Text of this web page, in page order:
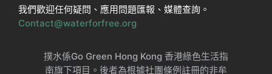
我們歡迎任何疑問、應用問題匯報、媒體查詢。
Contact@waterforfree.org
撲水係Go Green Hong Kong 香港綠色生活指
南旗下項目。後者為根據社團條例註冊的非牟